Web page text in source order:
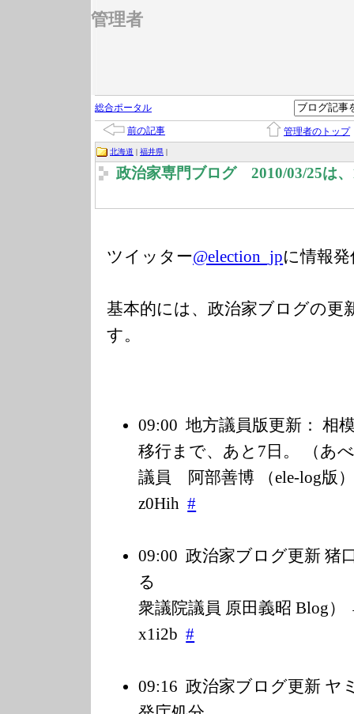
管理者
総合ポータル
前の記事 管理者のトップ
北海道 | 福井県 |
政治家専門ブログ 2010/03/25は
ツイッター@election_jpに情報
基本的には、政治家ブログの更
す。
09:00 地方議員版更新： 相
移行まで、あと7日。 （あ
議員 阿部善博 （ele-log版
z0Hih #
09:00 政治家ブログ更新 猪
る 3月24日
衆議院議員 原田義昭 Blog）
x1i2b #
09:16 政治家ブログ更新 ヤ